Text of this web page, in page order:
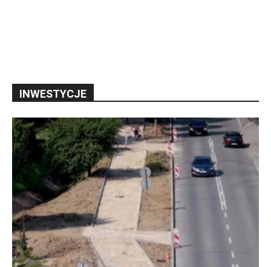
INWESTYCJE